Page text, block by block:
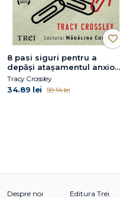
8 pasi siguri pentru a
depăși atașamentul anxios
și evitant
Tracy Crossley
34.89 lei 58.14 lei
Despre noi Editura Trei